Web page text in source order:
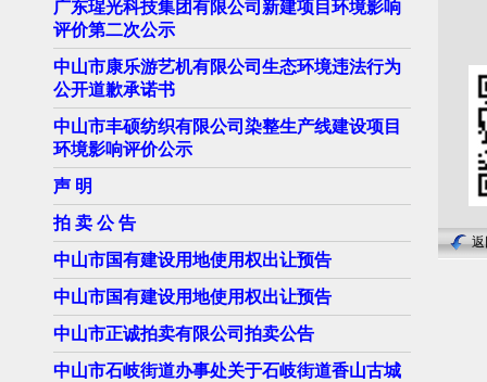
广东瑆光科技集团有限公司新建项目环境影响
评价第二次公示
中山市康乐游艺机有限公司生态环境违法行为
公开道歉承诺书
中山市丰硕纺织有限公司染整生产线建设项目
环境影响评价公示
声 明
拍 卖 公 告
中山市国有建设用地使用权出让预告
中山市国有建设用地使用权出让预告
中山市正诚拍卖有限公司拍卖公告
中山市石岐街道办事处关于石岐街道香山古城
返